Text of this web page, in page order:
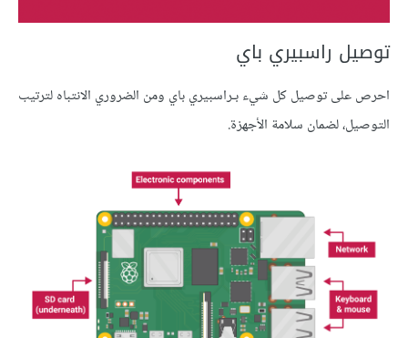
توصيل راسبيري باي
احرص على توصيل كل شيء بـراسبيري باي ومن الضروري الانتباه لترتيب
التوصيل، لضمان سلامة الأجهزة.